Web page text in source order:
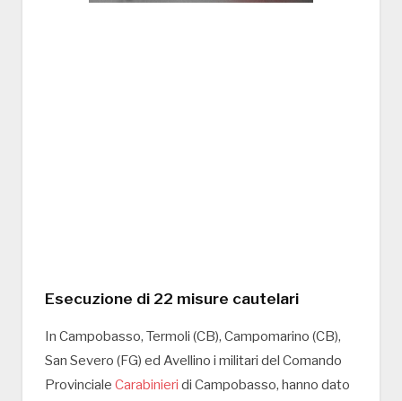
Esecuzione di 22 misure cautelari
In Campobasso, Termoli (CB), Campomarino (CB),
San Severo (FG) ed Avellino i militari del Comando
Provinciale Carabinieri di Campobasso, hanno dato